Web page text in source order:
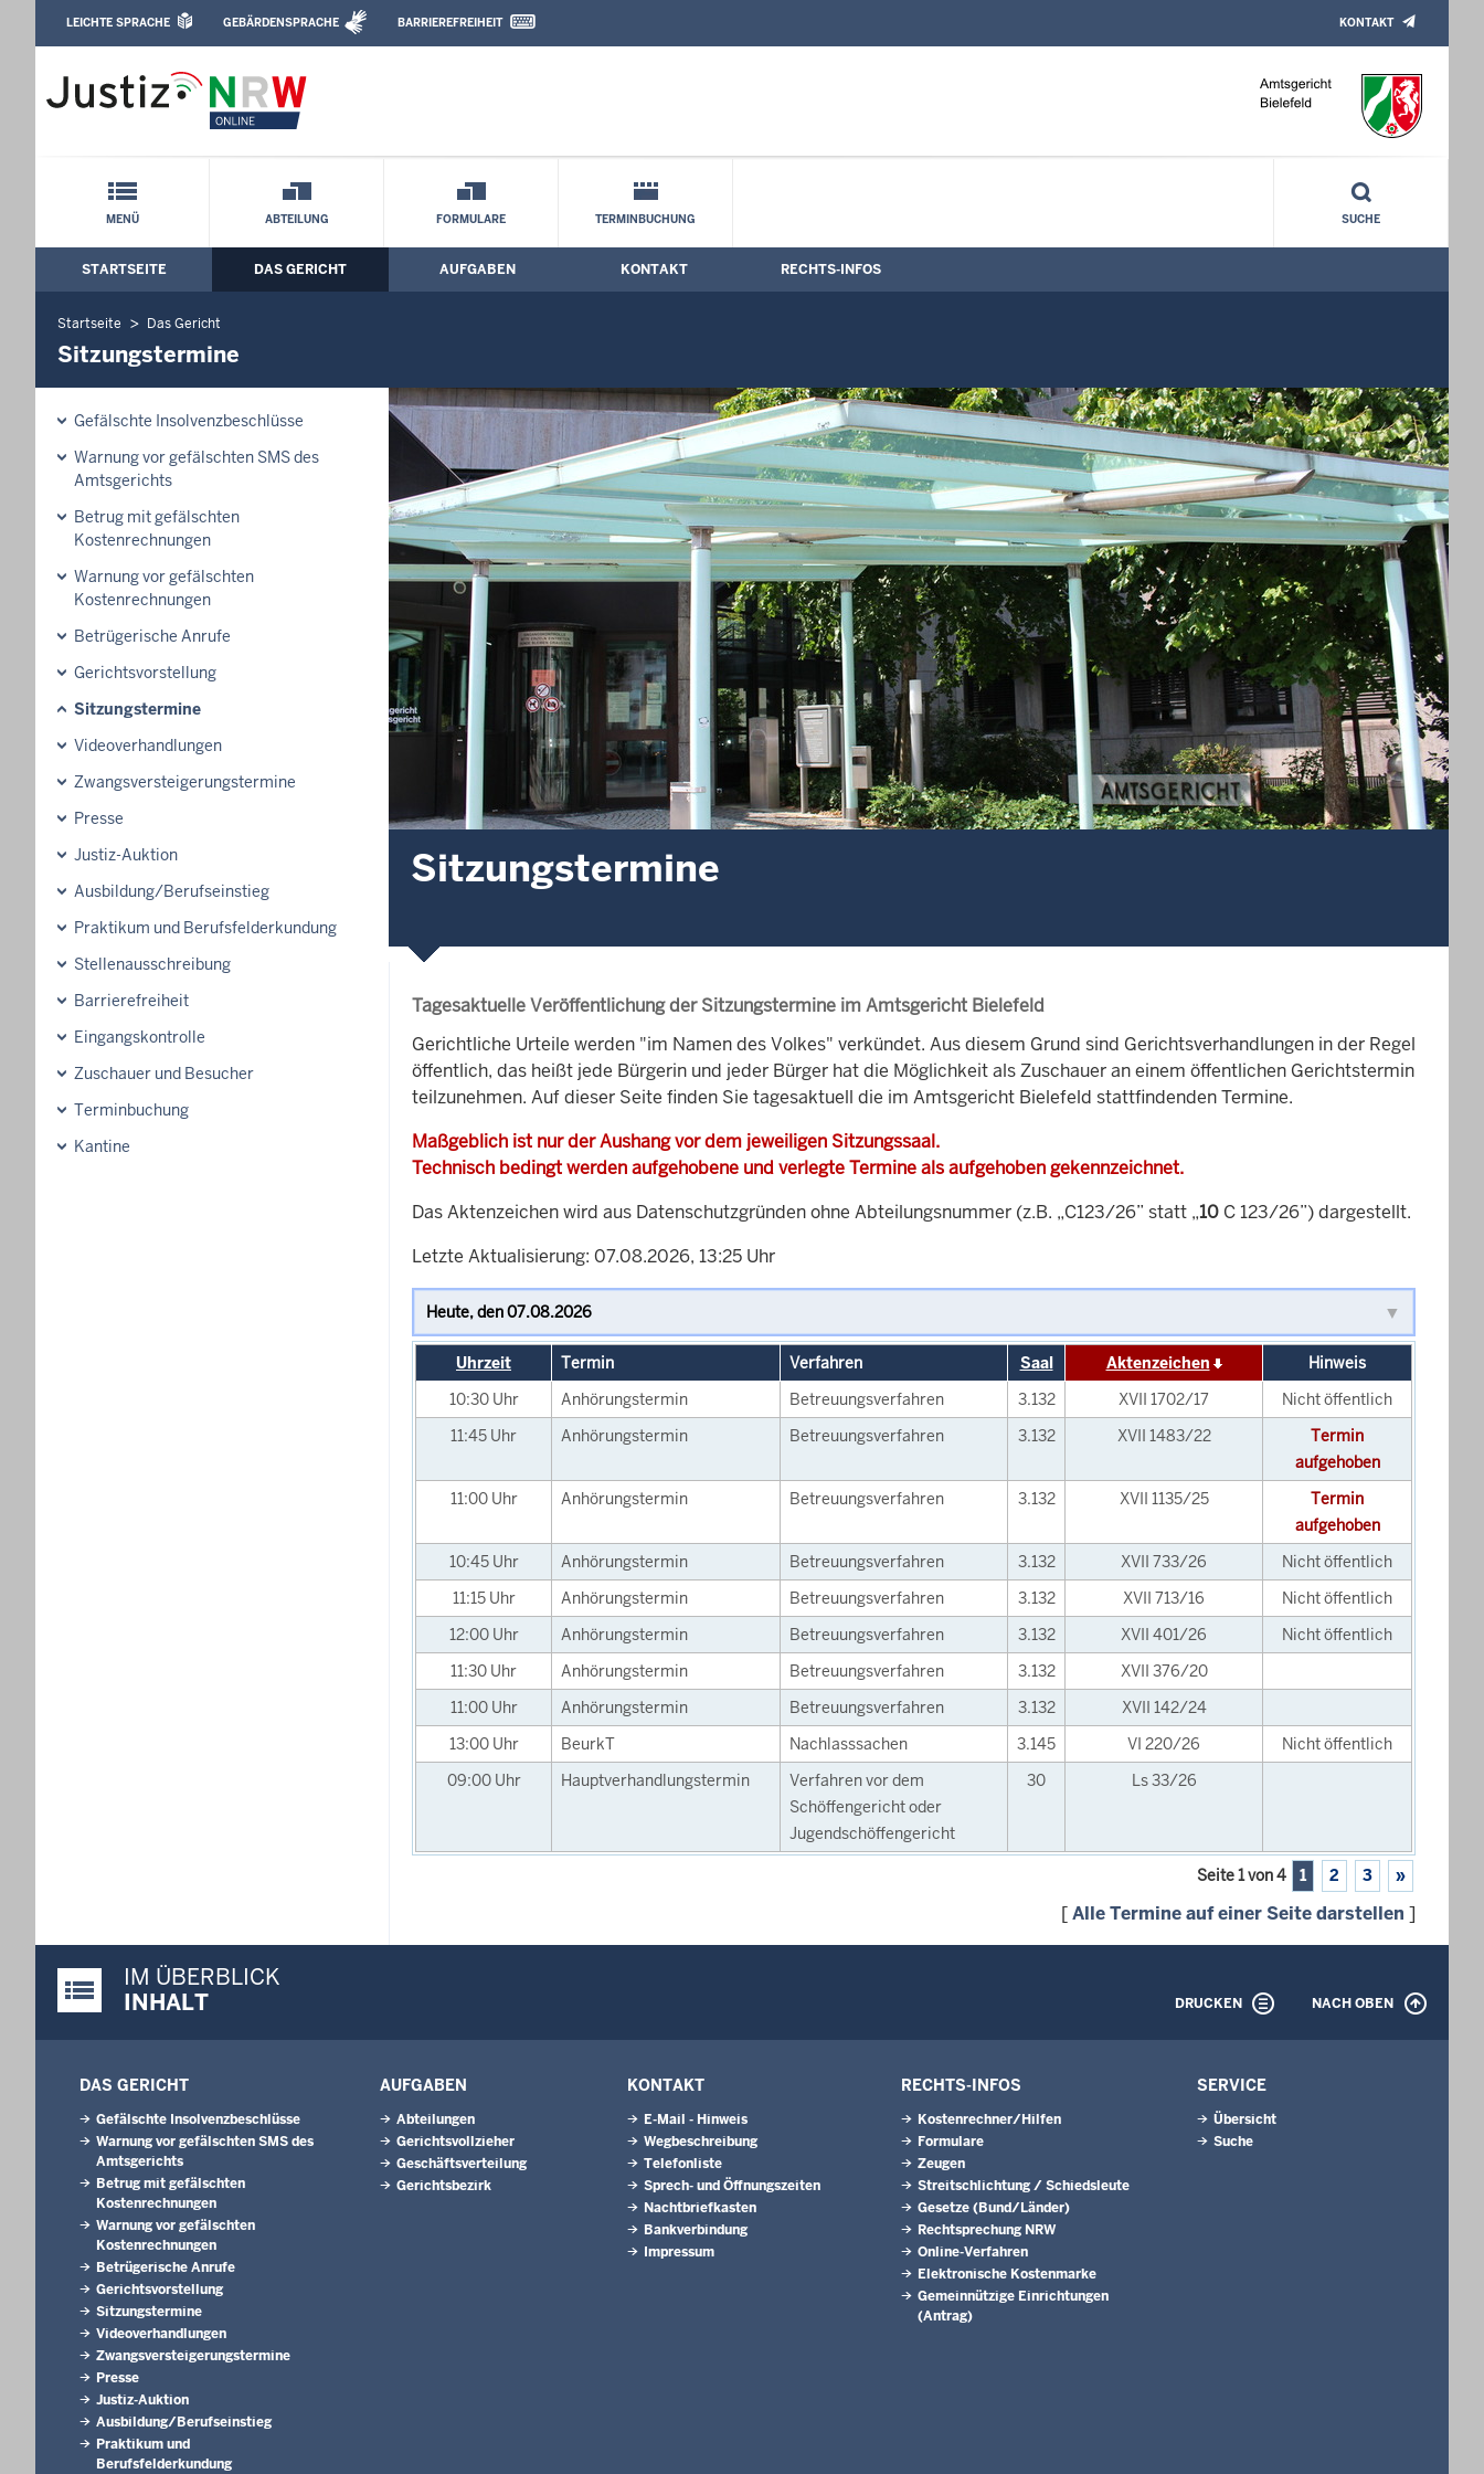
Amtsgericht Bielefeld: Sitzungstermine
Leichte Sprache, Gebärdensprachenvideo und Kontaktformular
LEICHTE SPRACHE GEBÄRDENSPRACHE BARRIEREFREIHEIT KONTAKT
Schnellnavigation mit Volltext-Suche
MENÜ ABTEILUNG FORMULARE TERMINBUCHUNG SUCHE
Hauptmenü: Hauptnavigation
STARTSEITE DAS GERICHT AUFGABEN KONTAKT RECHTS-INFOS
Startseite Das Gericht
Sitzungstermine
Gefälschte Insolvenzbeschlüsse
Warnung vor gefälschten SMS des
Amtsgerichts
Betrug mit gefälschten
Kostenrechnungen
Warnung vor gefälschten
Kostenrechnungen
Betrügerische Anrufe
Gerichtsvorstellung
Sitzungstermine
Videoverhandlungen
Zwangsversteigerungs­termine
Presse
Justiz-Auktion
Ausbildung/Berufseinstieg
Praktikum und Berufsfelderkundung
Stellenausschreibung
Barrierefreiheit
Eingangskontrolle
Zuschauer und Besucher
Terminbuchung
Kantine
Sitzungstermine
Tagesaktuelle Veröffentlichung der Sitzungstermine im Amtsgericht Bielefeld
Gerichtliche Urteile werden "im Namen des Volkes" verkündet. Aus diesem Grund sind Gerichtsverhandlungen in der Regel
öffentlich, das heißt jede Bürgerin und jeder Bürger hat die Möglichkeit als Zuschauer an einem öffentlichen Gerichtstermin
teilzunehmen. Auf dieser Seite finden Sie tagesaktuell die im Amtsgericht Bielefeld stattfindenden Termine.
Maßgeblich ist nur der Aushang vor dem jeweiligen Sitzungssaal.
Technisch bedingt werden aufgehobene und verlegte Termine als aufgehoben gekennzeichnet.
Das Aktenzeichen wird aus Datenschutzgründen ohne Abteilungsnummer (z.B. „C123/26” statt „10 C 123/26”) dargestellt.
Letzte Aktualisierung: 07.08.2026, 13:25 Uhr
Uhrzeit Termin Verfahren Saal Aktenzeichen
Hinweis
10:30 Uhr Anhörungstermin Betreuungsverfahren 3.132 XVII 1702/17
Nicht öffentlich
11:45 Uhr Anhörungstermin Betreuungsverfahren 3.132 XVII 1483/22
Termin
aufgehoben
11:00 Uhr Anhörungstermin Betreuungsverfahren 3.132 XVII 1135/25
Termin
aufgehoben
10:45 Uhr Anhörungstermin Betreuungsverfahren 3.132 XVII 733/26
Nicht öffentlich
11:15 Uhr Anhörungstermin Betreuungsverfahren 3.132 XVII 713/16
Nicht öffentlich
12:00 Uhr Anhörungstermin Betreuungsverfahren 3.132 XVII 401/26
Nicht öffentlich
11:30 Uhr Anhörungstermin Betreuungsverfahren 3.132
XVII 376/20
11:00 Uhr Anhörungstermin Betreuungsverfahren 3.132
XVII 142/24
13:00 Uhr BeurkT Nachlasssachen 3.145 VI 220/26
Nicht öffentlich
09:00 Uhr Hauptverhandlungstermin
Verfahren vor dem
Schöffengericht oder
Jugendschöffengericht
30 Ls 33/26
Seite 1 von 4 1 2 3 »
[Alle Termine auf einer Seite darstellen ]
Justiz-Portal im Überblick:
IM ÜBERBLICK
INHALT
DRUCKEN NACH OBEN
DAS GERICHT
Gefälschte Insolvenzbeschlüsse
Warnung vor gefälschten SMS des
Amtsgerichts
Betrug mit gefälschten
Kostenrechnungen
Warnung vor gefälschten
Kostenrechnungen
Betrügerische Anrufe
Gerichtsvorstellung
Sitzungstermine
Videoverhandlungen
Zwangsversteigerungs­termine
Presse
Justiz-Auktion
Ausbildung/Berufseinstieg
Praktikum und
Berufsfelderkundung
AUFGABEN
Abteilungen
Gerichtsvollzieher
Geschäftsverteilung
Gerichtsbezirk
KONTAKT
E-Mail - Hinweis
Wegbeschreibung
Telefonliste
Sprech- und Öffnungszeiten
Nachtbriefkasten
Bankverbindung
Impressum
RECHTS-INFOS
Kostenrechner/Hilfen
Formulare
Zeugen
Streitschlichtung / Schiedsleute
Gesetze (Bund/Länder)
Rechtsprechung NRW
Online-Verfahren
Elektronische Kostenmarke
Gemeinnützige Einrichtungen
(Antrag)
SERVICE
Übersicht
Suche